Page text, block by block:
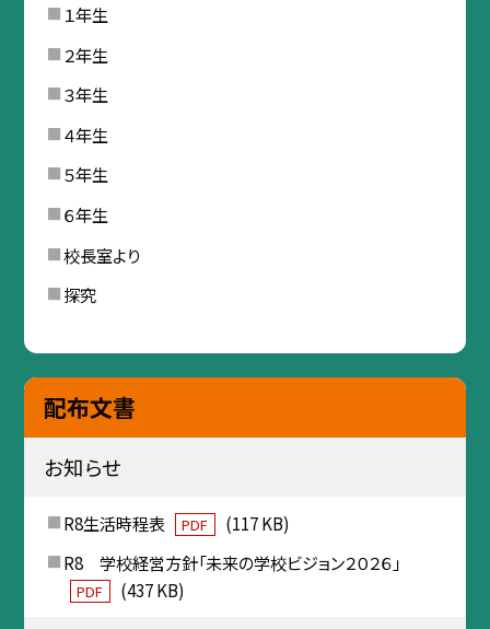
１年生
２年生
３年生
４年生
５年生
６年生
校長室より
探究
配布文書
お知らせ
R8生活時程表 PDF
(117 KB)
R8 学校経営方針「未来の学校ビジョン２０２６」
PDF (437 KB)